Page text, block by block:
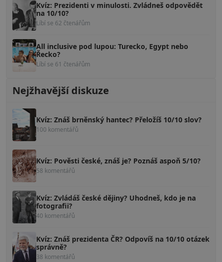
Kvíz: Prezidenti v minulosti. Zvládneš odpovědět
na 10/10?
Líbí se 62 čtenářům
All inclusive pod lupou: Turecko, Egypt nebo
Řecko?
Líbí se 61 čtenářům
Nejžhavější diskuze
Kvíz: Znáš brněnský hantec? Přeložíš 10/10 slov?
100 komentářů
Kvíz: Pověsti české, znáš je? Poznáš aspoň 5/10?
58 komentářů
Kvíz: Zvládáš české dějiny? Uhodneš, kdo je na
fotografii?
40 komentářů
Kvíz: Znáš prezidenta ČR? Odpovíš na 10/10 otázek
správně?
38 komentářů